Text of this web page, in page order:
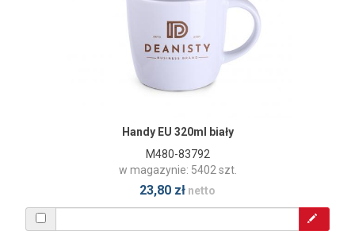
Handy EU 320ml biały
M480-83792
w magazynie: 5402 szt.
23,80 zł netto